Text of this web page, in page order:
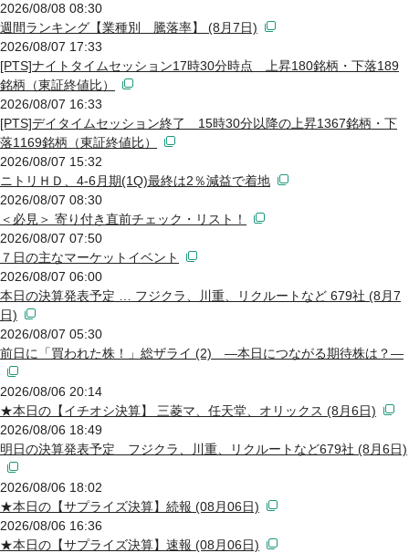
2026/08/08 08:30
週間ランキング【業種別 騰落率】 (8月7日)
2026/08/07 17:33
[PTS]ナイトタイムセッション17時30分時点 上昇180銘柄・下落189
銘柄（東証終値比）
2026/08/07 16:33
[PTS]デイタイムセッション終了 15時30分以降の上昇1367銘柄・下
落1169銘柄（東証終値比）
2026/08/07 15:32
ニトリＨＤ、4-6月期(1Q)最終は2％減益で着地
2026/08/07 08:30
＜必見＞ 寄り付き直前チェック・リスト！
2026/08/07 07:50
７日の主なマーケットイベント
2026/08/07 06:00
本日の決算発表予定 … フジクラ、川重、リクルートなど 679社 (8月7
日)
2026/08/07 05:30
前日に「買われた株！」総ザライ (2) ―本日につながる期待株は？―
2026/08/06 20:14
★本日の【イチオシ決算】 三菱マ、任天堂、オリックス (8月6日)
2026/08/06 18:49
明日の決算発表予定 フジクラ、川重、リクルートなど679社 (8月6日)
2026/08/06 18:02
★本日の【サプライズ決算】続報 (08月06日)
2026/08/06 16:36
★本日の【サプライズ決算】速報 (08月06日)